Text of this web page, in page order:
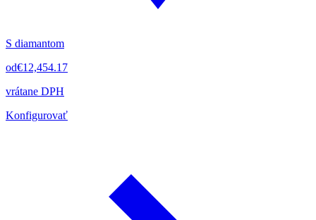
S diamantom
od€12,454.17
vrátane DPH
Konfigurovať